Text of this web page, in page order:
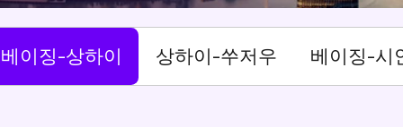
베이징-상하이 상하이-쑤저우 베이징-시